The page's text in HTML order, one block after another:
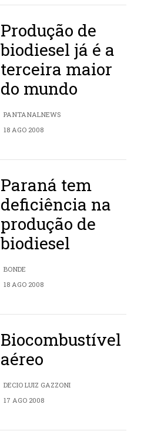
Produção de
biodiesel já é a
terceira maior
do mundo
PANTANALNEWS
18 AGO 2008
Paraná tem
deficiência na
produção de
biodiesel
BONDE
18 AGO 2008
Biocombustível
aéreo
DECIO LUIZ GAZZONI
17 AGO 2008